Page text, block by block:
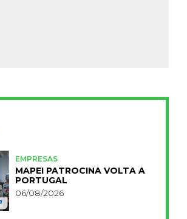
EMPRESAS
MAPEI PATROCINA VOLTA A
PORTUGAL
06/08/2026